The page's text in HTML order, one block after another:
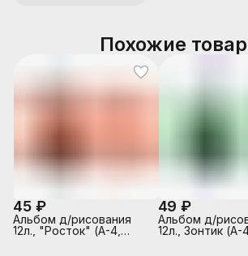
Похожие
45 ₽
Альбом д/рисования
12л., "Росток" (А-4,
49 ₽
Альбом д/
12л., Зонтик (А-